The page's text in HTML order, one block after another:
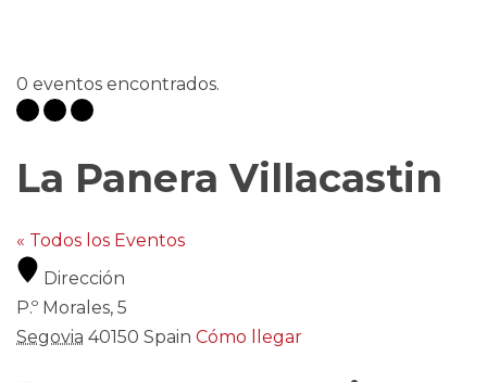
0 eventos encontrados.
La Panera Villacastin
« Todos los Eventos
Dirección
P.º Morales, 5
Segovia 40150 Spain Cómo llegar